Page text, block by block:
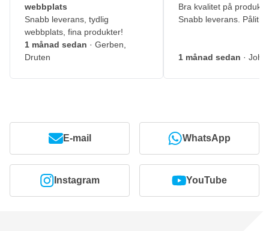
webbplats
Snabb leverans, tydlig
webbplats, fina produkter!
1 månad sedan · Gerben,
Druten
Bra kvalitet på
Snabb leverans.
1 månad sedan ·
E-mail WhatsApp
Instagram YouTube